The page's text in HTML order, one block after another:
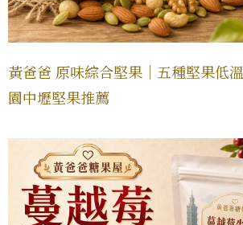
黃爸爸 原味綜合堅果｜五種堅果低
園中壢堅果推薦